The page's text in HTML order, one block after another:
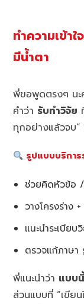
ทำความเข้า
มีน้ำตา
พี่ขอพูดตรงๆ นะ
คำว่า รับทำวิจัย
ทุกอย่างแล้วจบ”
รูปแบบบริการ
ช่วยคิดหัวข้อ /
วางโครงร่าง
แนะนำระเบียบ
ตรวจแก้ภาษา
พี่แนะนำว่า แบบ
ส่วนแบบที่ “เขีย